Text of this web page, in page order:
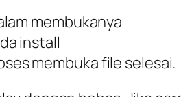
membukanya
install
membuka file selesai.